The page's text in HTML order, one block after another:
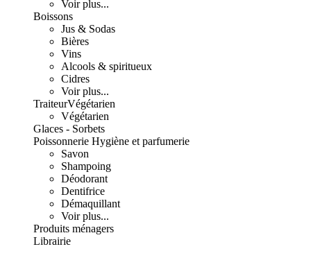
Voir plus...
Boissons
Jus & Sodas
Bières
Vins
Alcools & spiritueux
Cidres
Voir plus...
TraiteurVégétarien
Végétarien
Glaces - Sorbets
Poissonnerie Hygiène et parfumerie
Savon
Shampoing
Déodorant
Dentifrice
Démaquillant
Voir plus...
Produits ménagers
Librairie